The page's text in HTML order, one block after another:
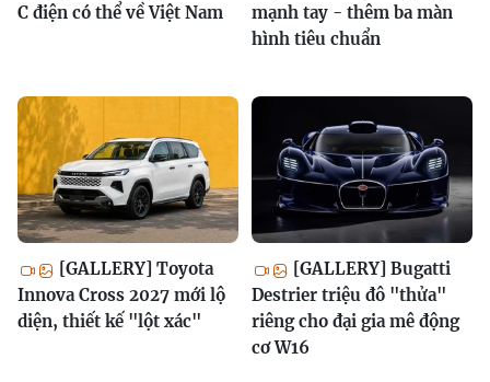
C điện có thể về Việt Nam
mạnh tay - thêm ba màn
hình tiêu chuẩn
[GALLERY] Toyota
Innova Cross 2027 mới lộ
diện, thiết kế "lột xác"
[GALLERY] Bugatti
Destrier triệu đô "thửa"
riêng cho đại gia mê động
cơ W16